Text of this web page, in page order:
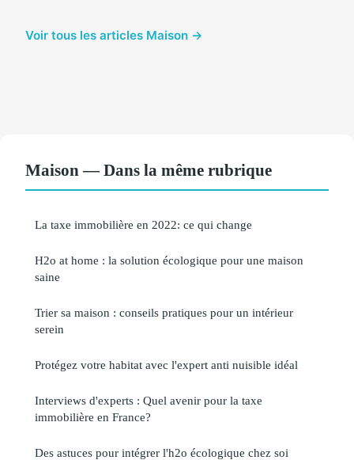
Voir tous les articles Maison →
Maison — Dans la même rubrique
La taxe immobilière en 2022: ce qui change
H2o at home : la solution écologique pour une maison
saine
Trier sa maison : conseils pratiques pour un intérieur
serein
Protégez votre habitat avec l'expert anti nuisible idéal
Interviews d'experts : Quel avenir pour la taxe
immobilière en France?
Des astuces pour intégrer l'h2o écologique chez soi